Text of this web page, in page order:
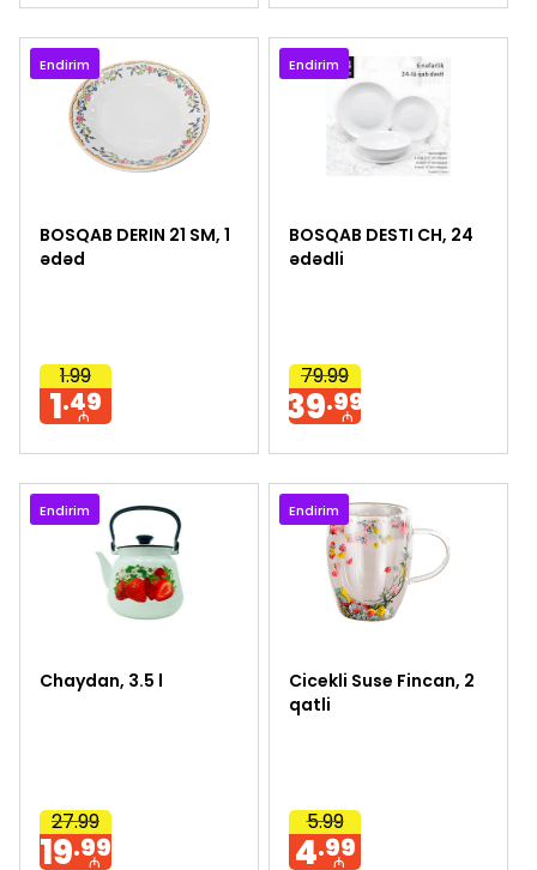
Endirim
BOSQAB DERIN 21 SM, 1
ədəd
1.99
1.49
₼
Endirim
BOSQAB DESTI CH, 24
ədədli
79.99
39.99
₼
Endirim
Chaydan, 3.5 l
27.99
19.99
₼
Endirim
Cicekli Suse Fincan, 2
qatli
5.99
4.99
₼